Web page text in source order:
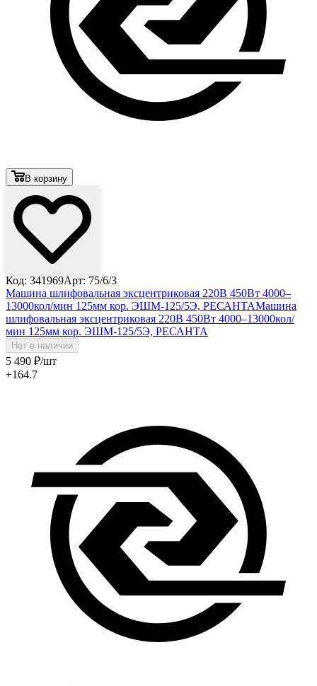
В корзину
Код: 341969Арт: 75/6/3
Машина шлифовальная эксцентриковая 220В 450Вт 4000–
13000кол/мин 125мм кор. ЭШМ-125/5Э, РЕСАНТАМашина
шлифовальная эксцентриковая 220В 450Вт 4000–13000кол/
мин 125мм кор. ЭШМ-125/5Э, РЕСАНТА
Нет в наличии
5 490 ₽/шт
+164.7